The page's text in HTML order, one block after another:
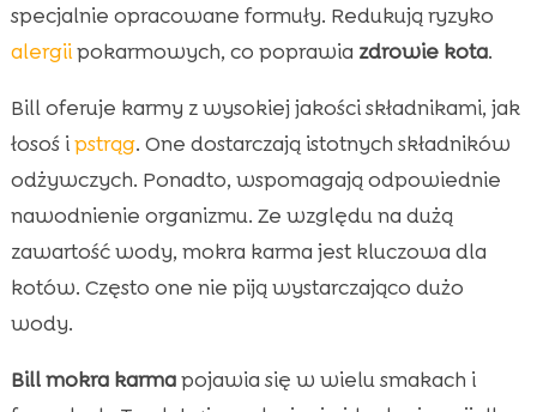
specjalnie opracowane formuły. Redukują ryzyko
alergiipokarmowych, co poprawia zdrowie kota.
Bill oferuje karmy z wysokiej jakości składnikami, jak
łosoś ipstrąg. One dostarczają istotnych składników
odżywczych. Ponadto, wspomagają odpowiednie
nawodnienie organizmu. Ze względu na dużą
zawartość wody, mokra karma jest kluczowa dla
kotów. Często one nie piją wystarczająco dużo
wody.
Bill mokra karmapojawia się w wielu smakach i